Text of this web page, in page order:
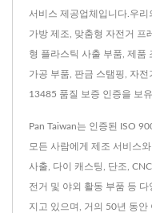
서비스 제공업체입니다.우
가방 제조, 맞춤형 자전거 프
형 플라스틱 사출 부품, 제품
가공 부품, 판금 스탬핑, 자
13485 품질 보증 인증을 보
Pan Taiwan는 인증된 ISO
모든 사람에게 제조 서비스
사출, 다이 캐스팅, 단조,
전거 및 야외 활동 부품 등
지고 있으며, 거의 50년 동안